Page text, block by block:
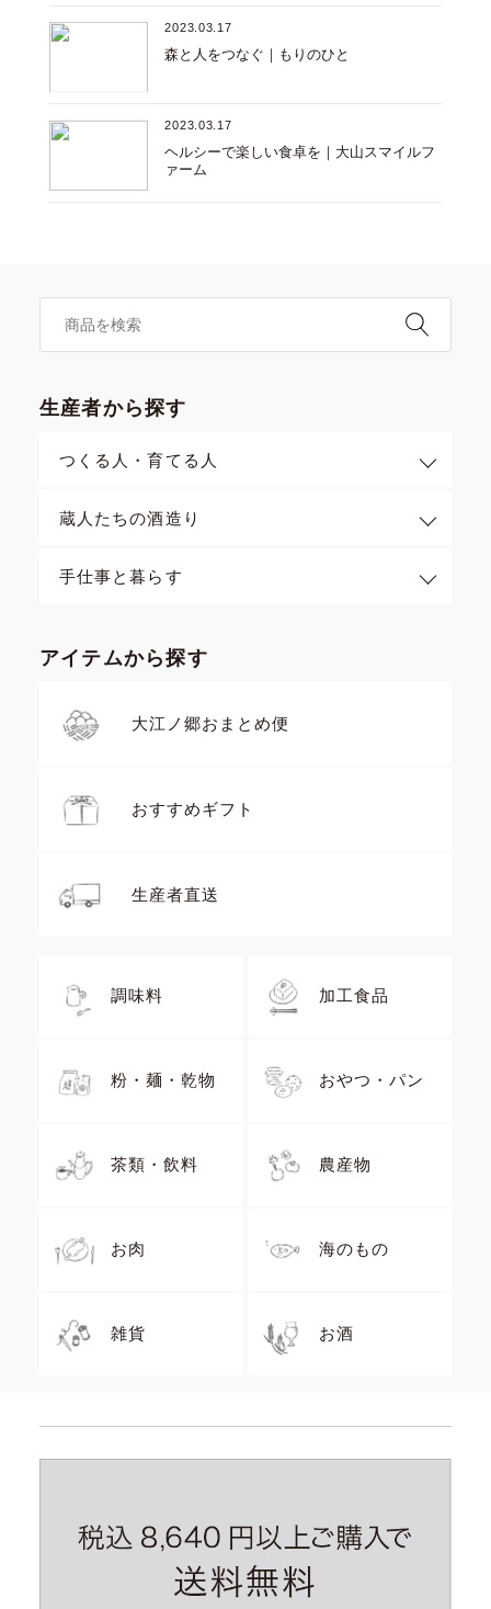
2023.03.17
森と人をつなぐ｜もりのひと
2023.03.17
ヘルシーで楽しい食卓を｜大山スマイルフ
ァーム
生産者から探す
つくる人・育てる人
蔵人たちの酒造り
手仕事と暮らす
アイテムから探す
大江ノ郷おまとめ便
おすすめギフト
生産者直送
調味料 加工食品
粉・麺・乾物 おやつ・パン
茶類・飲料 農産物
お肉 海のもの
雑貨 お酒